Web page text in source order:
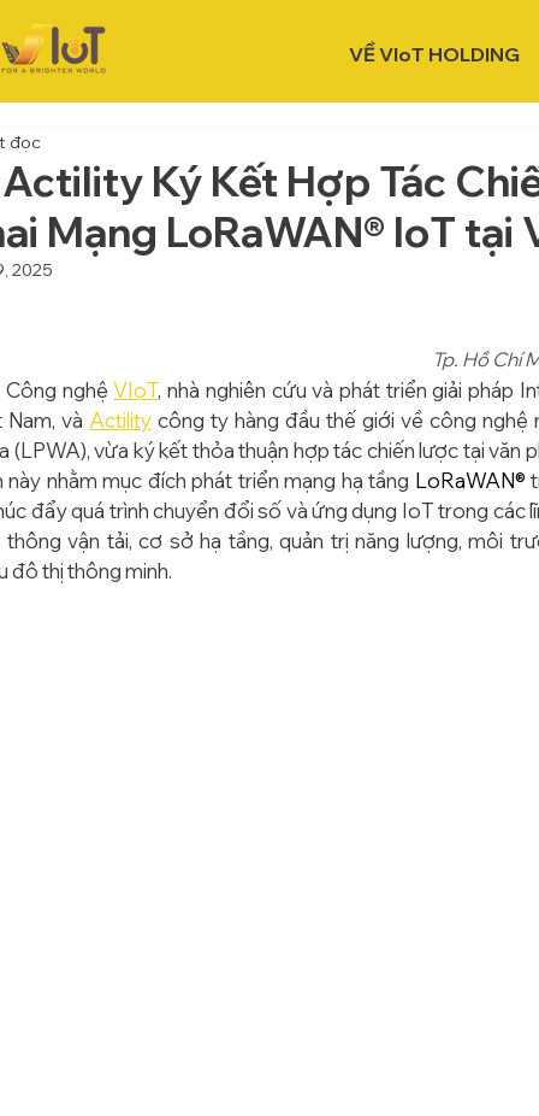
VỀ VIoT HOLDING
Ký Kết Hợp Tác
Mạng LoRaWAN® IoT tại
đọc
2025
Tp. Hồ Chí
Công nghệ VIoT, nhà nghiên cứu và phát triển giải pháp
và Actility công ty hàng đầu thế giới về công nghệ
(LPWA), vừa ký kết thỏa thuận hợp tác chiến lược tại văn
này nhằm mục đích phát triển mạng hạ tầng LoRaWAN®
đẩy quá trình chuyển đổi số và ứng dụng IoT trong các
vận tải, cơ sở hạ tầng, quản trị năng lượng, môi
đô thị thông minh.